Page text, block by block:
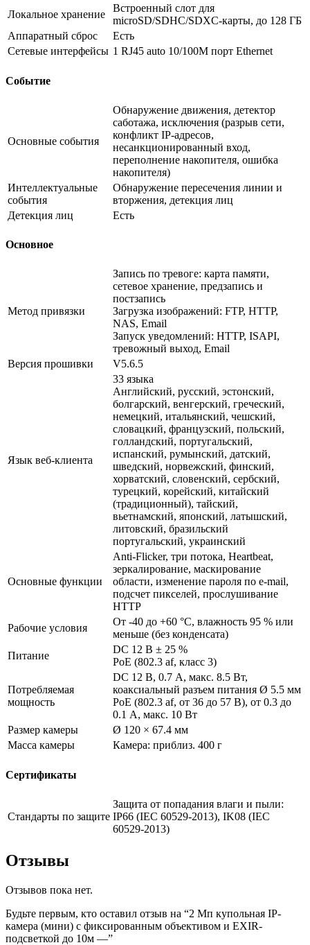
Локальное хранение
Встроенный слот для
microSD/SDHC/SDXC-карты, до 128 ГБ
Аппаратный сброс
Есть
Сетевые интерфейсы 1 RJ45 auto 10/100M порт Ethernet
Событие
Основные события
Обнаружение движения, детектор
саботажа, исключения (разрыв сети,
конфликт IP-адресов,
несанкционированный вход,
переполнение накопителя, ошибка
накопителя)
Интеллектуальные
события
Обнаружение пересечения линии и
вторжения, детекция лиц
Детекция лиц
Есть
Основное
Метод привязки
Запись по тревоге: карта памяти,
сетевое хранение, предзапись и
постзапись
Загрузка изображений: FTP, HTTP,
NAS, Email
Запуск уведомлений: HTTP, ISAPI,
тревожный выход, Email
Версия прошивки
V5.6.5
Язык веб-клиента
33 языка
Английский, русский, эстонский,
болгарский, венгерский, греческий,
немецкий, итальянский, чешский,
словацкий, французский, польский,
голландский, португальский,
испанский, румынский, датский,
шведский, норвежский, финский,
хорватский, словенский, сербский,
турецкий, корейский, китайский
(традиционный), тайский,
вьетнамский, японский, латышский,
литовский, бразильский
португальский, украинский
Основные функции
Anti-Flicker, три потока, Heartbeat,
зеркалирование, маскирование
области, изменение пароля по e-mail,
подсчет пикселей, прослушивание
HTTP
Рабочие условия
От -40 до +60 °C, влажность 95 % или
меньше (без конденсата)
Питание
DС 12 В ± 25 %
PoE (802.3 af, класс 3)
Потребляемая
мощность
DC 12 В, 0.7 A, макс. 8.5 Вт,
коаксиальный разъем питания Ø 5.5 мм
PoE (802.3 af, от 36 до 57 В), от 0.3 до
0.1 A, макс. 10 Вт
Размер камеры
Ø 120 × 67.4 мм
Масса камеры
Камера: приблиз. 400 г
Сертификаты
Стандарты по защите
Защита от попадания влаги и пыли:
IP66 (IEC 60529-2013), IK08 (IEC
60529-2013)
Отзывы
Отзывов пока нет.
Будьте первым, кто оставил отзыв на “2 Мп купольная IP-
камера (мини) с фиксированным объективом и EXIR-
подсветкой до 10м —”